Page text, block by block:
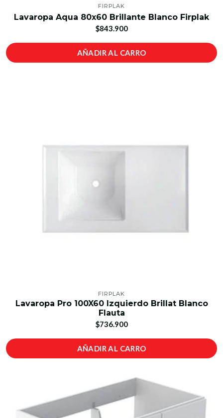
FIRPLAK
Lavaropa Aqua 80x60 Brillante Blanco Firplak
$843.900
AÑADIR AL CARRO
FIRPLAK
Lavaropa Pro 100X60 Izquierdo Brillat Blanco
Flauta
$736.900
AÑADIR AL CARRO